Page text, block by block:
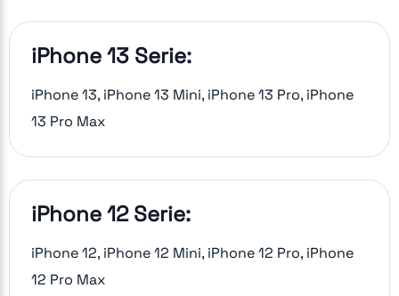
iPhone 13 Serie:
iPhone 13, iPhone 13 Mini, iPhone 13 Pro, iPhone
13 Pro Max
iPhone 12 Serie:
iPhone 12, iPhone 12 Mini, iPhone 12 Pro, iPhone
12 Pro Max